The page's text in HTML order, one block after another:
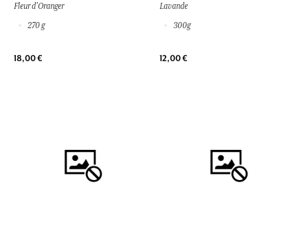
Fleur d'Oranger
270 g
18,00 €
Lavande
300g
12,00 €